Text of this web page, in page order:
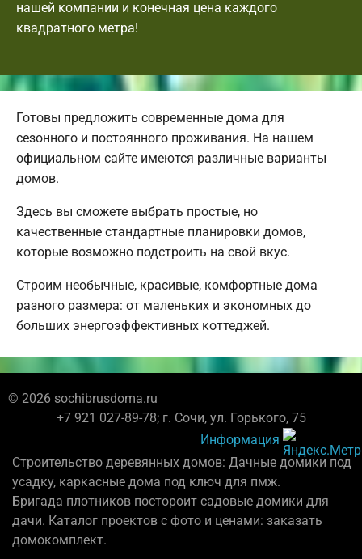
нашей компании и конечная цена каждого
квадратного метра!
Готовы предложить современные дома для
сезонного и постоянного проживания. На нашем
официальном сайте имеются различные варианты
домов.
Здесь вы сможете выбрать простые, но
качественные стандартные планировки домов,
которые возможно подстроить на свой вкус.
Строим необычные, красивые, комфортные дома
разного размера: от маленьких и экономных до
больших энергоэффективных коттеджей.
© 2026 sochibrusdoma.ru
+7 921 027-89-78; г. Сочи, ул. Горького, 75
Информация
Строительство деревянных домов: Дачные домики под
усадку, каркасные дома под ключ для пмж.
Бригада плотников постороит садовые домики для
дачи. Каталог проектов с фото и ценами: заказать
домокомплект.